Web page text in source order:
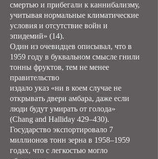
смертью и прибегали к каннибализму,
учитывая нормальные климатические
условия и отсутствие войн и
эпидемий» (14).
Один из очевидцев описывал, что в
1959 году в буквальном смысле гнили
тонны фруктов, тем не менее
правительство
издало указ «ни в коем случае не
открывать двери амбара, даже если
люди будут умирать от голода»
(Chang and Halliday 429–430).
Государство экспортировало 7
миллионов тонн зерна в 1958–1959
годах, что с легкостью могло